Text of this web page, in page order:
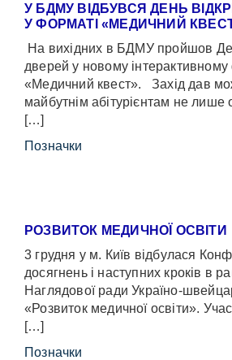
У БДМУ ВІДБУВСЯ ДЕНЬ
У ФОРМАТІ «МЕДИЧНИЙ
На вихідних в БДМУ пройшов
дверей у новому
«Медичний квест». Захід дав
майбутнім абітурієнтам не лише
[…]
Позначки
РОЗВИТОК МЕДИЧНОЇ ОСВІТИ
3 грудня у м. Київ відбулася
досягнень і наступних кроків в
Наглядової ради Україно-
«Розвиток медичної освіти».
[…]
Позначки